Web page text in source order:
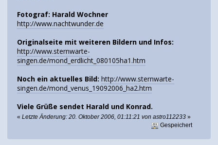
Fotograf: Harald Wochner
http://www.nachtwunder.de
Originalseite mit weiteren Bildern und Infos:
http://www.sternwarte-
singen.de/mond_erdlicht_080105ha1.htm
Noch ein aktuelles Bild: http://www.sternwarte-
singen.de/mond_venus_19092006_ha2.htm
Viele Grüße sendet Harald und Konrad.
« Letzte Änderung: 20. Oktober 2006, 01:11:21 von astro112233 »
Gespeichert